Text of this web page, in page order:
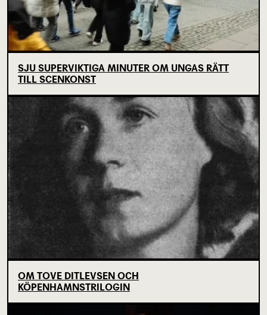
SJU SUPERVIKTIGA MINUTER OM UNGAS RÄTT
TILL SCENKONST
OM TOVE DITLEVSEN OCH
KÖPENHAMNSTRILOGIN